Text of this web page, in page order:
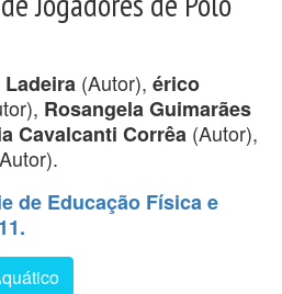
(Autor), érico
Rosangela Guimarães
Cavalcanti Corrêa (Autor),
de Educação Física e